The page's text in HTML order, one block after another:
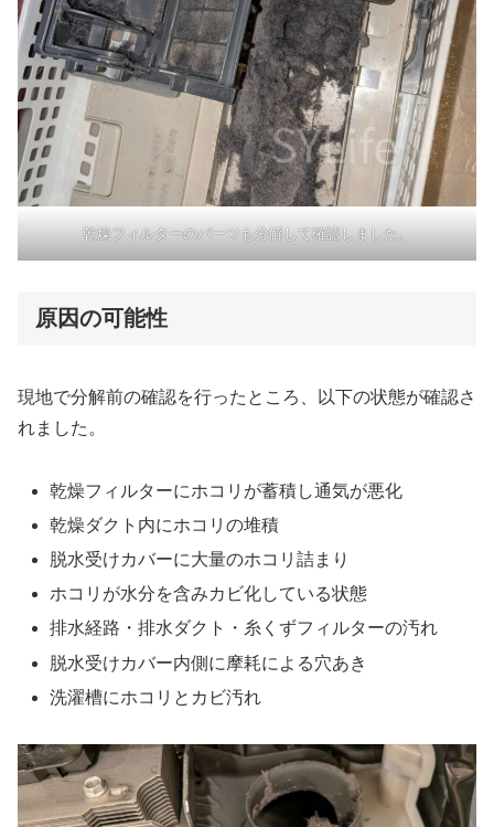
乾燥フィルターのパーツも分解して確認しました。
原因の可能性
現地で分解前の確認を行ったところ、以下の状態が確認さ
れました。
乾燥フィルターにホコリが蓄積し通気が悪化
乾燥ダクト内にホコリの堆積
脱水受けカバーに大量のホコリ詰まり
ホコリが水分を含みカビ化している状態
排水経路・排水ダクト・糸くずフィルターの汚れ
脱水受けカバー内側に摩耗による穴あき
洗濯槽にホコリとカビ汚れ